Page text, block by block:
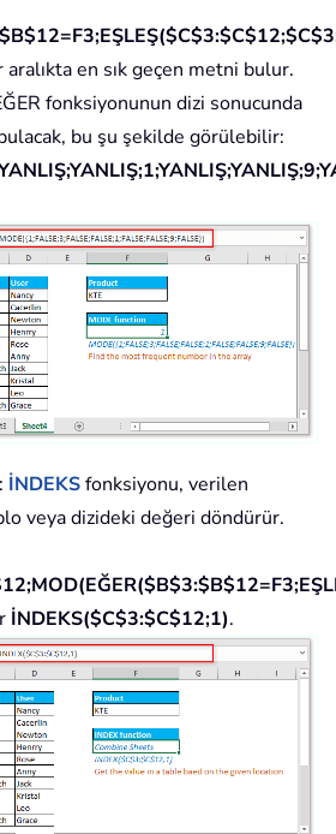
en sık geçen metni bulur.
fonksiyonunun dizi sonucunda
bulacak, bu şu şekilde görülebilir:
: İNDEKSfonksiyonu, verilen
veya dizideki değeri döndürür.
İNDEKS($C$3:$C$12;1).